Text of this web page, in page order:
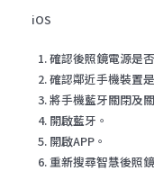
iOS
確認後照鏡電源是
確認鄰近手機裝置
將手機藍牙關閉及
開啟藍牙。
開啟APP。
重新搜尋智慧後照